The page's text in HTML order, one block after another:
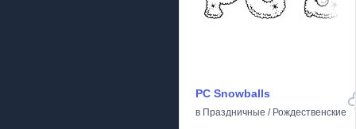
PC Snowballs
в Праздничные / Рождественские